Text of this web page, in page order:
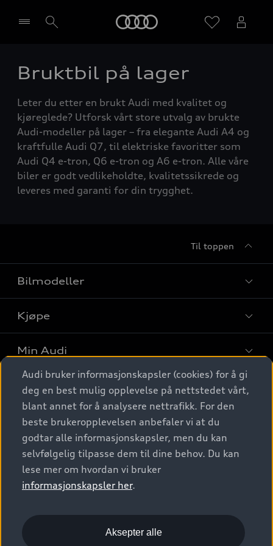
Velg forhandler
Bruktbil på lager
Leter du etter en brukt Audi med kvalitet og
kjøreglede? Utforsk vårt store utvalg av brukte
Audi-modeller på lager – fra elegante Audi A4 og
kraftfulle Audi Q7, til elektriske favoritter som
Audi Q4 e-tron, Q6 e-tron og A6 e-tron. Alle våre
biler er godt vedlikeholdte, kvalitetssikrede og
leveres med garanti for din trygghet.
Til toppen
Bilmodeller
Finn din Audi
Sammenlign bilmodeller
Elbiler
SUV
Stasjonsvogn
Sportback
S/RS
Konseptbiler og prototyper
Kjøpe
Kjøpshjelp
Biler på lager
Finn forhandler
Bestill prøvekjøring
Kontakt forhandler
Bilgarantier
Min Audi
Behold nybilfølelsen
Audi Originalt tilbehør
Verkstedtjenester
Digitale tjenester
Audi digitale tjenester
Audi connect
Functions on demand
Kom i gang med myAudi
Audi Norge
Kundeservice
Audi Driving Experience
© 2026 AUDI NORGE. All Rights Reserved.
Imprint
Audi bruker informasjonskapsler (cookies) for å gi
deg en best mulig opplevelse på nettstedet vårt,
blant annet for å analysere nettrafikk. For den
beste brukeropplevelsen anbefaler vi at du
godtar alle informasjonskapsler, men du kan
selvfølgelig tilpasse dem til dine behov. Du kan
lese mer om hvordan vi bruker
informasjonskapsler her.
Aksepter alle